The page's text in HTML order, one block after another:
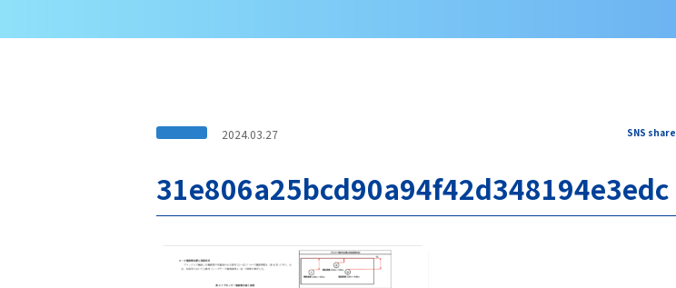
2024.03.27 SNS share
31e806a25bcd90a94f42d348194e3edc